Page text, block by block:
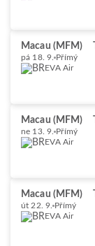
Macau (MFM)
pá 18. 9. Přímý
EVA Air
Macau (MFM)
ne 13. 9. Přímý
EVA Air
Macau (MFM)
út 22. 9. Přímý
EVA Air